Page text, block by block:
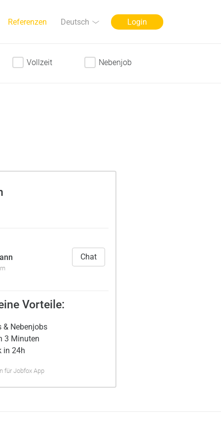
Referenzen Sprache
Deutsch Login
Vollzeit Nebenjob
Chat
Vorteile:
& Nebenjobs
3 Minuten
in 24h
für Jobfox App